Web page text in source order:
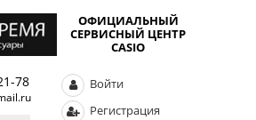
ОФИЦИАЛЬНЫЙ
СЕРВИСНЫЙ ЦЕНТР
CASIO
78
Войти
Регистрация